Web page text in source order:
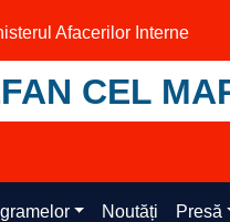
Afacerilor Interne
CEL
Noutăți Presă